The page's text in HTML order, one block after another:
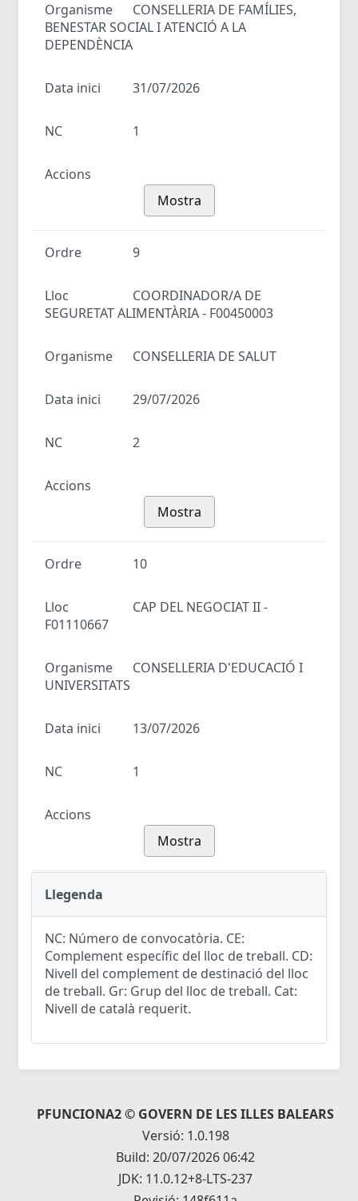
Organisme
CONSELLERIA DE FAMÍLIES,
BENESTAR SOCIAL I ATENCIÓ A LA
DEPENDÈNCIA
Data inici 31/07/2026
NC 1
Accions
Mostra
Ordre 9
Lloc
COORDINADOR/A DE
SEGURETAT ALIMENTÀRIA - F00450003
Organisme CONSELLERIA DE SALUT
Data inici 29/07/2026
NC 2
Accions
Mostra
Ordre 10
Lloc
CAP DEL NEGOCIAT II -
F01110667
Organisme
CONSELLERIA D'EDUCACIÓ I
UNIVERSITATS
Data inici 13/07/2026
NC 1
Accions
Mostra
Llegenda
NC: Número de convocatòria. CE:
Complement específic del lloc de treball. CD:
Nivell del complement de destinació del lloc
de treball. Gr: Grup del lloc de treball. Cat:
Nivell de català requerit.
PFUNCIONA2 © GOVERN DE LES ILLES BALEARS
Versió: 1.0.198
Build: 20/07/2026 06:42
JDK: 11.0.12+8-LTS-237